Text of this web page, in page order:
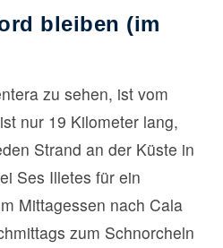
bleiben (im
zu sehen, ist vom
nur 19 Kilometer lang,
Strand an der Küste in
Ses Illetes für ein
Mittagessen nach Cala
zum Schnorcheln